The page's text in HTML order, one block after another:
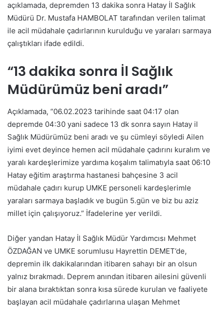
açıklamada, depremden 13 dakika sonra Hatay İl Sağlık
Müdürü Dr. Mustafa HAMBOLAT tarafından verilen talimat
ile acil müdahale çadırlarının kurulduğu ve yaraları sarmaya
çalıştıkları ifade edildi.
“13 dakika sonra İl Sağlık
Müdürümüz beni aradı”
Açıklamada, “06.02.2023 tarihinde saat 04:17 olan
depremde 04:30 yani sadece 13 dk sonra sayın Hatay il
Sağlık Müdürümüz beni aradı ve şu cümleyi söyledi Ailen
iyimi evet deyince hemen acil müdahale çadırını kuralım ve
yaralı kardeşlerimize yardıma koşalım talimatıyla saat 06:10
Hatay eğitim araştırma hastanesi bahçesine 3 acil
müdahale çadırı kurup UMKE personeli kardeşlerimle
yaraları sarmaya başladık ve bugün 5.gün ve biz bu aziz
millet için çalışıyoruz.” İfadelerine yer verildi.
Diğer yandan Hatay İl Sağlık Müdür Yardımcısı Mehmet
ÖZDAĞAN ve UMKE sorumlusu Hayrettin DEMET’de,
depremin ilk dakikalarından itibaren sahayı bir an olsun
yalnız bırakmadı. Deprem anından itibaren ailesini güvenli
bir alana bıraktıktan sonra kısa sürede kurulan ve faaliyete
başlayan acil müdahale çadırlarına ulaşan Mehmet